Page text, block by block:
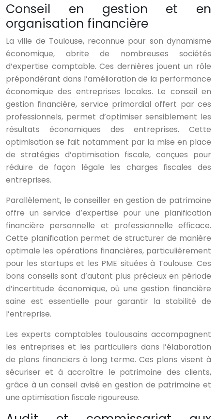
Conseil en gestion et en
organisation financière
La ville de Toulouse, reconnue pour son dynamisme
économique, abrite de nombreuses sociétés
d’expertise comptable. Ces dernières jouent un rôle
prépondérant dans l’amélioration de la performance
économique des entreprises locales. Le conseil en
gestion financière, service primordial offert par ces
professionnels, permet d’optimiser sensiblement les
résultats économiques des entreprises. Cette
optimisation se fait notamment par la mise en place
de stratégies d’optimisation fiscale, conçues pour
réduire de façon légale les charges fiscales des
entreprises.
Parallèlement, le conseiller en gestion de patrimoine
offre un service d’expertise pour une planification
financière personnelle et professionnelle efficace.
Cette planification permet de structurer de manière
optimale les opérations financières, particulièrement
pour les startups et les PME situées à Toulouse. Ces
bons conseils sont d’autant plus précieux en période
d’incertitude économique, où une gestion financière
saine est essentielle pour garantir la stabilité de
l’entreprise.
Les experts comptables toulousains accompagnent
les entreprises et les particuliers dans l’élaboration
de plans financiers à long terme. Ces plans visent à
sécuriser et à accroître le patrimoine des clients,
grâce à un conseil avisé en gestion de patrimoine et
une optimisation fiscale rigoureuse.